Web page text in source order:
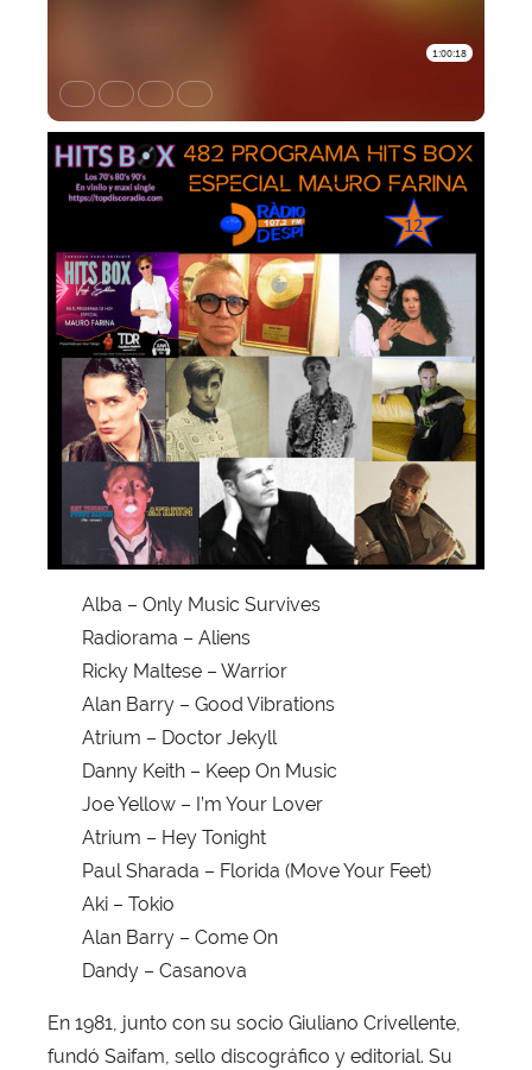
Alba – Only Music Survives
Radiorama – Aliens
Ricky Maltese – Warrior
Alan Barry – Good Vibrations
Atrium – Doctor Jekyll
Danny Keith – Keep On Music
Joe Yellow – I’m Your Lover
Atrium – Hey Tonight
Paul Sharada – Florida (Move Your Feet)
Aki – Tokio
Alan Barry – Come On
Dandy – Casanova
En 1981, junto con su socio Giuliano Crivellente,
fundó Saifam, sello discográfico y editorial. Su